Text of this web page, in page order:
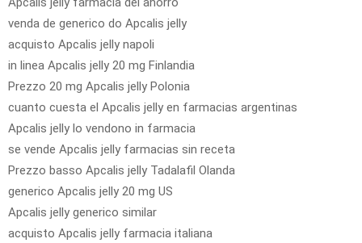
venda de generico do Apcalis jelly
acquisto Apcalis jelly napoli
in linea Apcalis jelly 20 mg Finlandia
Prezzo 20 mg Apcalis jelly Polonia
cuanto cuesta el Apcalis jelly en farmacias argentinas
Apcalis jelly lo vendono in farmacia
se vende Apcalis jelly farmacias sin receta
Prezzo basso Apcalis jelly Tadalafil Olanda
generico Apcalis jelly 20 mg US
Apcalis jelly generico similar
acquisto Apcalis jelly farmacia italiana